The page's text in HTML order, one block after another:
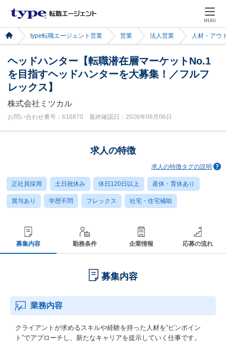
MENU
type転職エージェント営業 営業 法人営業 人材・アウ
ヘッドハンター【転職潜在層マーケットNo.1
を目指すヘッドハンターを大募集！／フルフ
レックス】
株式会社ミツカル
お問い合わせ番号：616870 最終確認日：2026年08月06日
求人の特徴
求人の特徴タグの説明
正社員採用 土日祝休み 休日120日以上 産休・育休あり
賞与あり 学歴不問 フレックス 社宅・住宅補助
募集内容 勤務条件 企業情報 応募の流れ
募集内容
業務内容
クライアントが求めるスキルや経験を持った人材を“ピンポイン
ト”でアプローチし、新たなキャリアを提示していく仕事です。